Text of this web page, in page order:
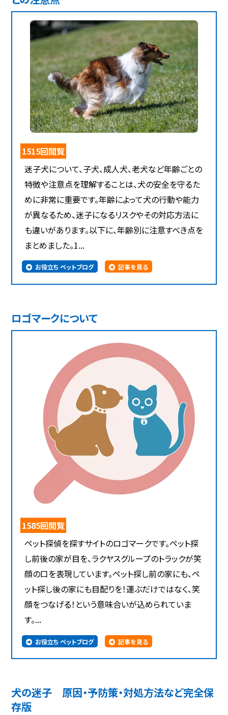
1515回閲覧
迷子犬について、子犬、成人犬、老犬など年齢ごとの
特徴や注意点を理解することは、犬の安全を守るた
めに非常に重要です。年齢によって犬の行動や能力
が異なるため、迷子になるリスクやその対応方法に
も違いがあります。以下に、年齢別に注意すべき点を
まとめました。1...
お役立ち ペットブログ 記事を見る
ロゴマークについて
1585回閲覧
ペット探偵を探すサイトのロゴマークです。ペット探
し前後の家が目を、ラクヤスグループのトラックが笑
顔の口を表現しています。ペット探し前の家にも、ペ
ット探し後の家にも目配りを！運ぶだけではなく、笑
顔をつなげる！という意味合いが込められていま
す。...
お役立ち ペットブログ 記事を見る
犬の迷子 原因・予防策・対処方法など完全保
存版